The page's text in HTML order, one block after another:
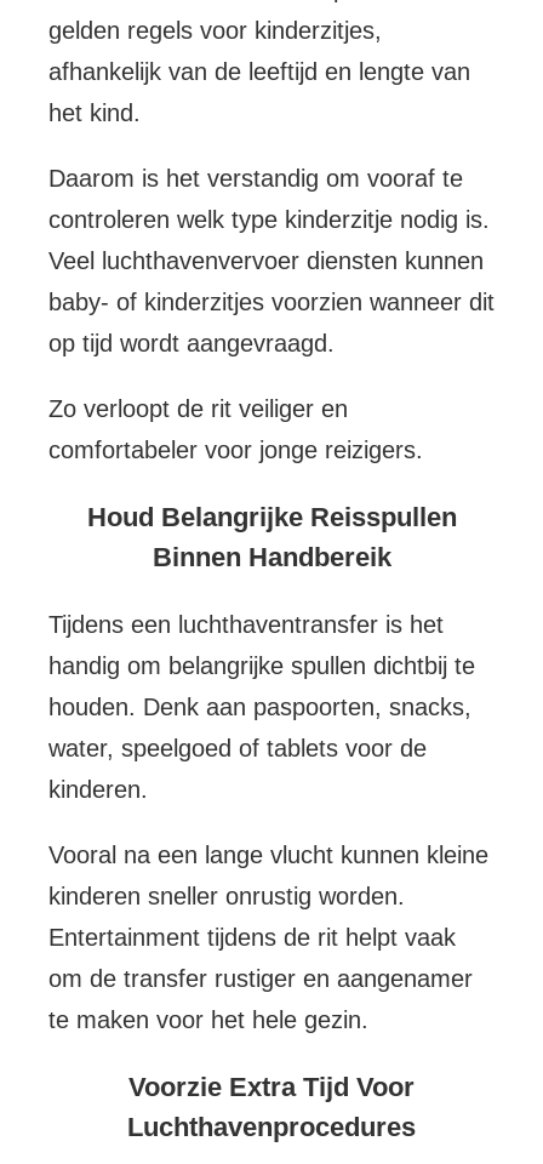
gelden regels voor kinderzitjes,
afhankelijk van de leeftijd en lengte van
het kind.
Daarom is het verstandig om vooraf te
controleren welk type kinderzitje nodig is.
Veel luchthavenvervoer diensten kunnen
baby- of kinderzitjes voorzien wanneer dit
op tijd wordt aangevraagd.
Zo verloopt de rit veiliger en
comfortabeler voor jonge reizigers.
Houd Belangrijke Reisspullen
Binnen Handbereik
Tijdens een luchthaventransfer is het
handig om belangrijke spullen dichtbij te
houden. Denk aan paspoorten, snacks,
water, speelgoed of tablets voor de
kinderen.
Vooral na een lange vlucht kunnen kleine
kinderen sneller onrustig worden.
Entertainment tijdens de rit helpt vaak
om de transfer rustiger en aangenamer
te maken voor het hele gezin.
Voorzie Extra Tijd Voor
Luchthavenprocedures